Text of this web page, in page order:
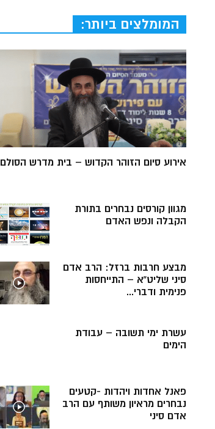
המומלצים ביותר:
אירוע סיום הזוהר הקדוש – בית מדרש הסולם
מגוון קורסים נבחרים בתורת
הקבלה ונפש האדם
מבצע חרבות ברזל: הרב אדם
סיני שליט”א – התייחסות
פנימית ודברי...
עשרת ימי תשובה – עבודת
הימים
פאנל אחדות ויהדות -קטעים
נבחרים מראיון משותף עם הרב
אדם סיני